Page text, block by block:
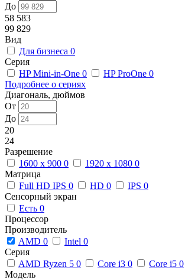
До
58 583
99 829
Вид
Для бизнеса 0
Серия
HP Mini-in-One 0 HP ProOne 0
Подробнее о сериях
Диагональ, дюймов
От
До
20
24
Разрешение
1600 x 900 0 1920 x 1080 0
Матрица
Full HD IPS 0 HD 0 IPS 0
Сенсорный экран
Есть 0
Процессор
Производитель
AMD 0 Intel 0
Серия
AMD Ryzen 5 0 Core i3 0 Core i5 0
Модель